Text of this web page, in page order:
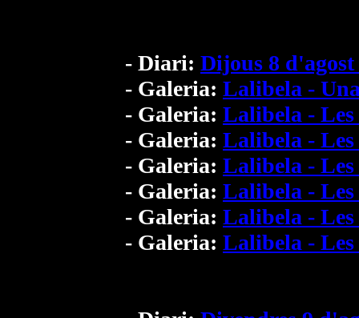
- Diari: Dijous 8
- Galeria: Lalibela -
- Galeria: Lalibela - Les
- Galeria: Lalibela - Les
- Galeria: Lalibela - Les
- Galeria: Lalibela - Les
- Galeria: Lalibela - Les
- Galeria: Lalibela - Les